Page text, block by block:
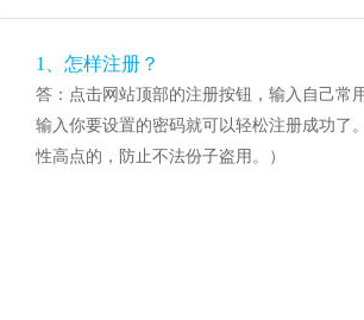
1、怎样注册？
答：点击网站顶部的注册按钮，输入自己常
输入你要设置的密码就可以轻松注册成功了
性高点的，防止不法份子盗用。）